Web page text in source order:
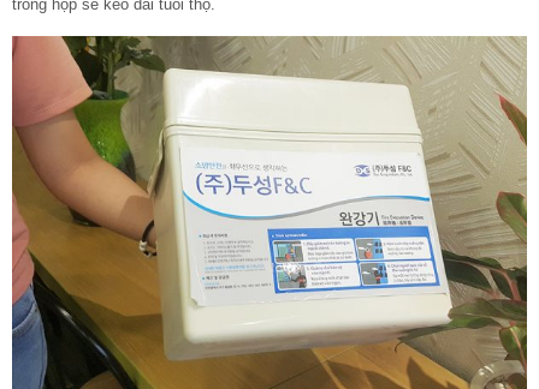
trong hộp sẽ kéo dài tuổi thọ.